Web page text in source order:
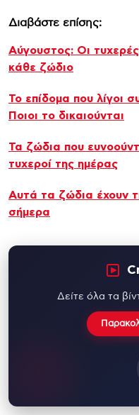
Διαβάστε επίσης:
Αύγουστος: Οι
κάθε ζώδιο
Το επίδομα που λίγοι
Ποιοι το δικαιούνται
Τα ζώδια που
τυχεροί της ημέρας
Αυτά τα ζώδια έχουν
σήμερα
Δείτε όλα τα